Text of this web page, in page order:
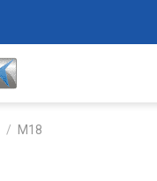
/ M18